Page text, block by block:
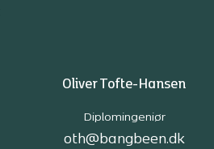
Oliver Tofte-Hansen
Diplomingeniør
oth@bangbeen.dk